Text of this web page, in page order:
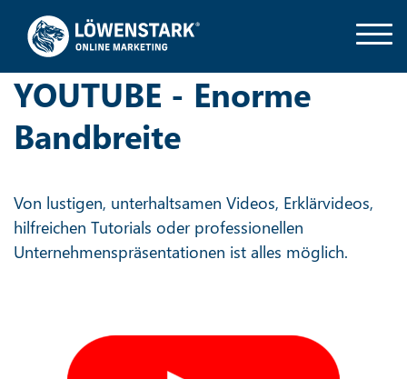
YOUTUBE - Enorme
Bandbreite
Von lustigen, unterhaltsamen Videos, Erklärvideos,
hilfreichen Tutorials oder professionellen
Unternehmenspräsentationen ist alles möglich.